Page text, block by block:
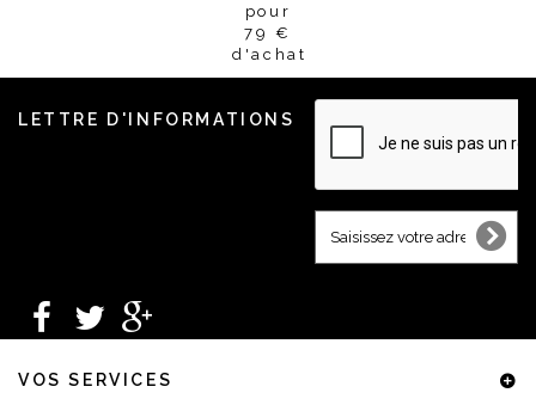
pour
79 €
d'achat
LETTRE D'INFORMATIONS
VOS SERVICES